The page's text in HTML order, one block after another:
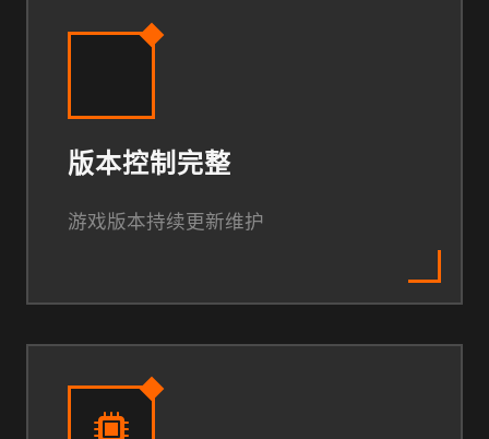
版本控制完整
游戏版本持续更新维护